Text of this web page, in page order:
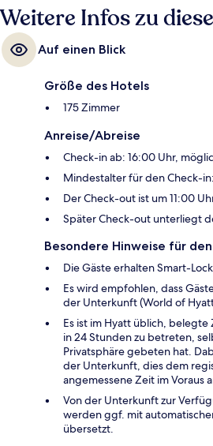
Weitere Infos zu
Auf einen Blick
Größe des Hotels
175 Zimmer
Anreise/Abreise
Check-in ab: 16:00 Uhr,
Mindestalter für den Check-
Der Check-out ist um 11:00
Später Check-out unterliegt
Besondere Hinweise für
Die Gäste erhalten Smart-
Es wird empfohlen, dass
der Unterkunft (World of
Es ist im Hyatt üblich,
in 24 Stunden zu betreten,
Privatsphäre gebeten hat.
der Unterkunft, dies dem
angemessene Zeit im Voraus
Von der Unterkunft zur
werden ggf. mit
übersetzt.